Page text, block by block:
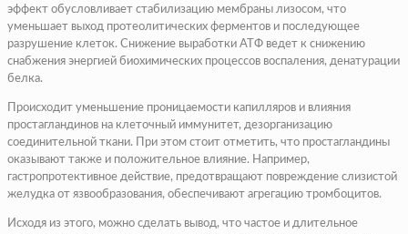
эффект обусловливает стабилизацию мембраны лизосом, что
уменьшает выход протеолитических ферментов и последующее
разрушение клеток. Снижение выработки АТФ ведет к снижению
снабжения энергией биохимических процессов воспаления, денатурации
белка.
Происходит уменьшение проницаемости капилляров и влияния
простагландинов на клеточный иммунитет, дезорганизацию
соединительной ткани. При этом стоит отметить, что простагландины
оказывают также и положительное влияние. Например,
гастропротективное действие, предотвращают повреждение слизистой
желудка от язвообразования, обеспечивают агрегацию тромбоцитов.
Исходя из этого, можно сделать вывод, что частое и длительное